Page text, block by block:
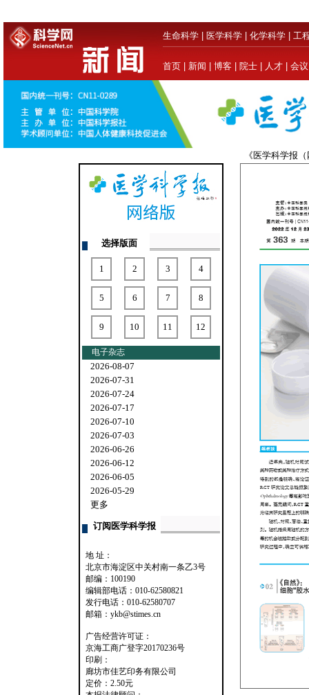
生命科学 医学科学 化学科学 工
首页 新闻 博客 院士 人才 会议
《医学科学
选择版面
1 2 3 4
5 6 7 8
9 10 11 12
电子杂志
2026-08-07
2026-07-31
2026-07-24
2026-07-17
2026-07-10
2026-07-03
2026-06-26
2026-06-12
2026-06-05
2026-05-29
更多
订阅医学科学报
地 址：
北京市海淀区中关村南一条乙3号
邮编：100190
编辑部电话：010-62580821
发行电话：010-62580707
邮箱：ykb@stimes.cn
广告经营许可证：
京海工商广登字20170236号
印刷：
廊坊市佳艺印务有限公司
定价：2.50元